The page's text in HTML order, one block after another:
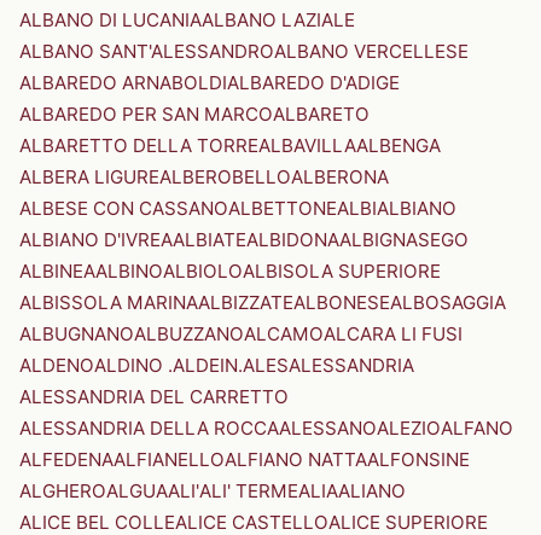
ALBANO DI LUCANIAALBANO LAZIALE
ALBANO SANT'ALESSANDROALBANO VERCELLESE
ALBAREDO ARNABOLDIALBAREDO D'ADIGE
ALBAREDO PER SAN MARCOALBARETO
ALBARETTO DELLA TORREALBAVILLAALBENGA
ALBERA LIGUREALBEROBELLOALBERONA
ALBESE CON CASSANOALBETTONEALBIALBIANO
ALBIANO D'IVREAALBIATEALBIDONAALBIGNASEGO
ALBINEAALBINOALBIOLOALBISOLA SUPERIORE
ALBISSOLA MARINAALBIZZATEALBONESEALBOSAGGIA
ALBUGNANOALBUZZANOALCAMOALCARA LI FUSI
ALDENOALDINO .ALDEIN.ALESALESSANDRIA
ALESSANDRIA DEL CARRETTO
ALESSANDRIA DELLA ROCCAALESSANOALEZIOALFANO
ALFEDENAALFIANELLOALFIANO NATTAALFONSINE
ALGHEROALGUAALI'ALI' TERMEALIAALIANO
ALICE BEL COLLEALICE CASTELLOALICE SUPERIORE